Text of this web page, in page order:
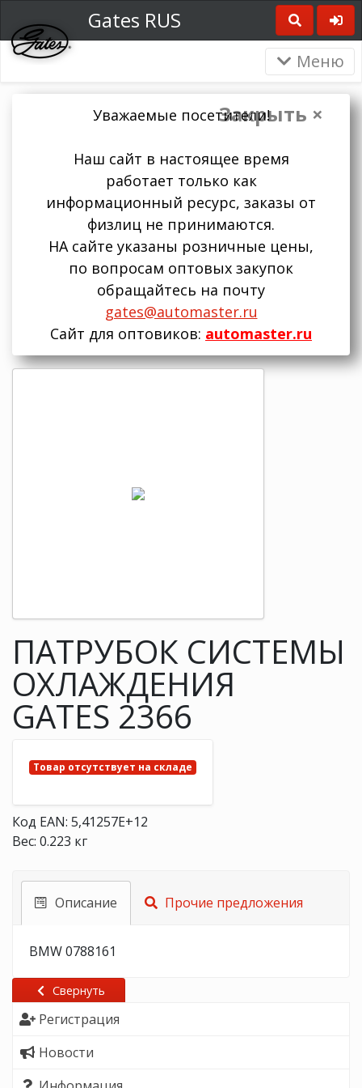
Gates RUS
Меню
Закрыть ×
Уважаемые посетители!
Наш сайт в настоящее время
работает только как
информационный ресурс, заказы от
физлиц не принимаются.
НА сайте указаны розничные цены,
по вопросам оптовых закупок
обращайтесь на почту
gates@automaster.ru
Сайт для оптовиков: automaster.ru
Свернуть
Регистрация
Новости
ПАТРУБОК СИСТЕМЫ
ОХЛАЖДЕНИЯ
GATES 2366
Товар отсутствует на складе
Код EAN: 5,41257E+12
Вес: 0.223 кг
Описание Прочие предложения
BMW 0788161